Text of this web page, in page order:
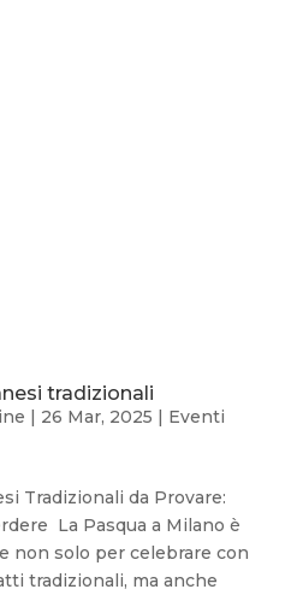
tradizionali
| 26 Mar, 2025 | Eventi
Tradizionali da Provare:
La Pasqua a Milano è
non solo per celebrare con
tradizionali, ma anche